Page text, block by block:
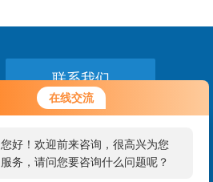
在线交流
您好！欢迎前来咨询，很高兴为您
服务，请问您要咨询什么问题呢？
您好，看您停留很久了，是否找到
了需求产品，您可以直接在线与我
联系我们
24小时热线：
0510-87895368
18206157218